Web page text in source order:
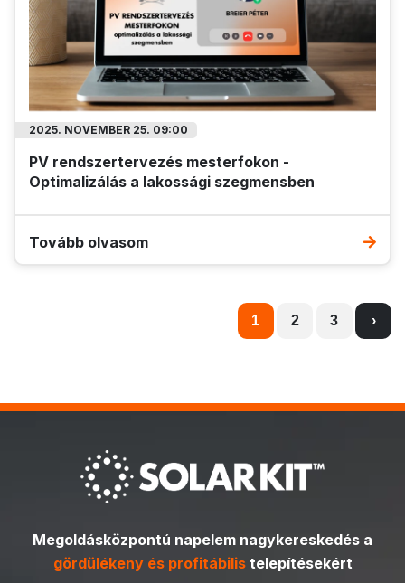
2025. NOVEMBER 25. 09:00
PV rendszertervezés mesterfokon -
Optimalizálás a lakossági szegmensben
Tovább olvasom
1 2 3 ›
Megoldásközpontú napelem nagykereskedés a
gördülékeny és profitábilistelepítésekért